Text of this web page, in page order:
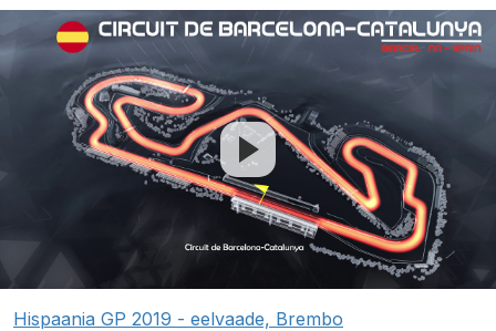
Hispaania GP 2019 - eelvaade, Brembo